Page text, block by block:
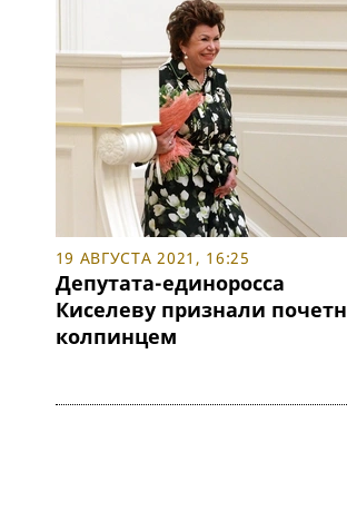
19 АВГУСТА 2021, 16:25
Депутата-единоросса
Киселеву признали
колпинцем